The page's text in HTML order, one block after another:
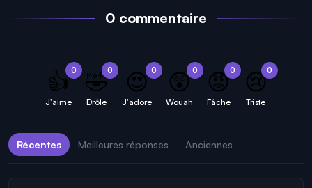
0 commentaire
0
👍
J'aime
0
🤣
Drôle
0
😍
J'adore
0
😲
Wouah
0
😡
Fâché
0
😢
Triste
Récentes Meilleures réponses Anciennes